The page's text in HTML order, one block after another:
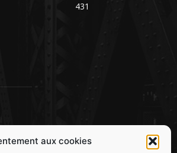
aux cookies
431